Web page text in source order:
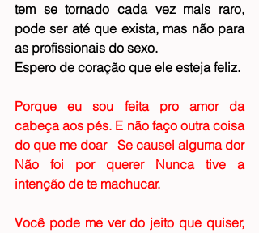
tem se tornado cada vez mais raro,
pode ser até que exista, mas não para
as profissionais do sexo.
Espero de coração que ele esteja feliz.
Porque eu sou feita pro amor da
cabeça aos pés. E não faço outra coisa
do que me doar   Se causei alguma dor
Não foi por querer Nunca tive a
intenção de te machucar.
Você pode me ver do jeito que quiser,